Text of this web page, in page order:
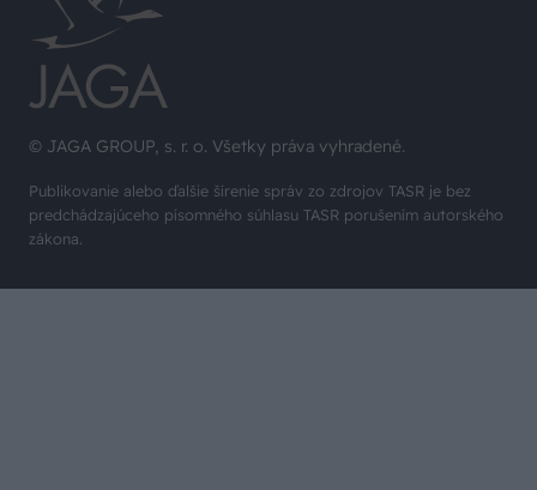
© JAGA GROUP, s. r. o. Všetky práva vyhradené.
Publikovanie alebo ďalšie šírenie správ zo zdrojov TASR je bez
predchádzajúceho písomného súhlasu TASR porušením autorského
zákona.